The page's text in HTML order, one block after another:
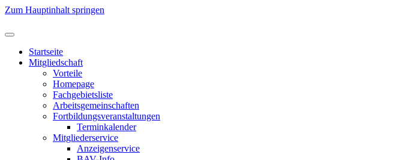
Zum Hauptinhalt springen
Startseite
Mitgliedschaft
Vorteile
Homepage
Fachgebietsliste
Arbeitsgemeinschaften
Fortbildungsveranstaltungen
Terminkalender
Mitgliederservice
Anzeigenservice